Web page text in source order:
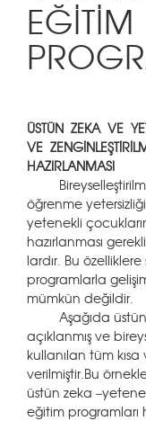
EĞİTİM
ÜSTÜN ZEKA VE
VE
HAZIRLANMASI
öğrenme
yetenekli
hazırlanması
lardır. Bu
programlarla
mümkün değildir.
Aşağıda üstün
açıklanmış ve
kullanılan tüm
verilmiştir.Bu
üstün zeka
eğitim programları